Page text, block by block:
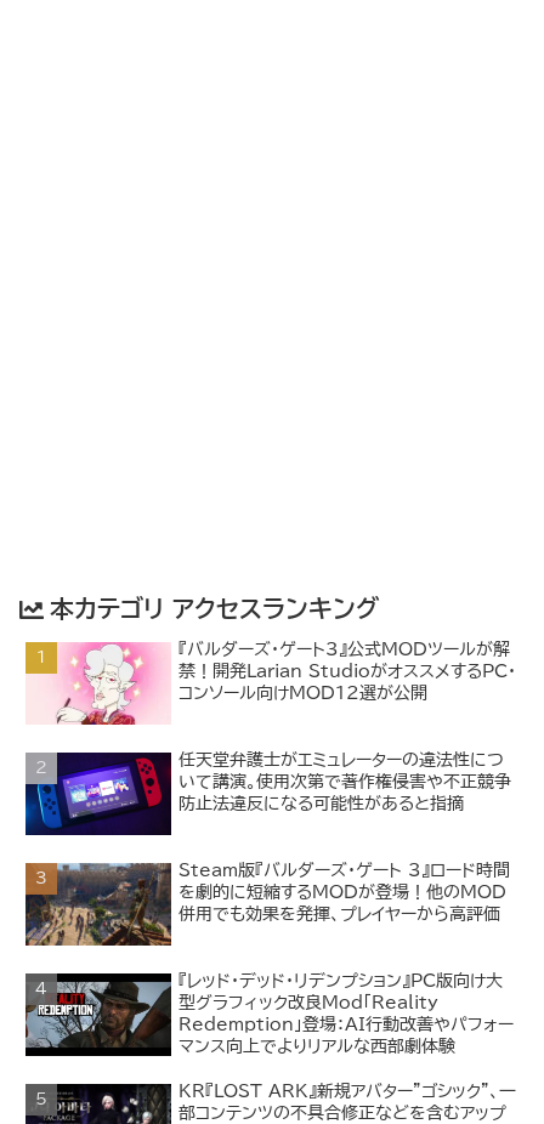
本カテゴリ アクセスランキング
『バルダーズ・ゲート3』公式MODツールが解
禁！開発Larian StudioがオススメするPC・
コンソール向けMOD12選が公開
任天堂弁護士がエミュレーターの違法性につ
いて講演。使用次第で著作権侵害や不正競争
防止法違反になる可能性があると指摘
Steam版『バルダーズ・ゲート 3』ロード時間
を劇的に短縮するMODが登場！他のMOD
併用でも効果を発揮、プレイヤーから高評価
『レッド・デッド・リデンプション』PC版向け大
型グラフィック改良Mod「Reality
Redemption」登場：AI行動改善やパフォー
マンス向上でよりリアルな西部劇体験
KR『LOST ARK』新規アバター"ゴシック"、一
部コンテンツの不具合修正などを含むアップ